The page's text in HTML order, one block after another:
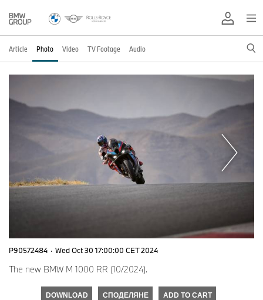
Article Photo Video TV Footage Audio
P90572484 · Wed Oct 30 17:00:00 CET 2024
The new BMW M 1000 RR (10/2024).
DOWNLOAD СПОДЕЛЯНЕ ADD TO CART